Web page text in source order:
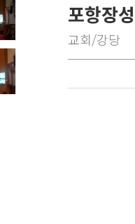
포항장
교회/강당